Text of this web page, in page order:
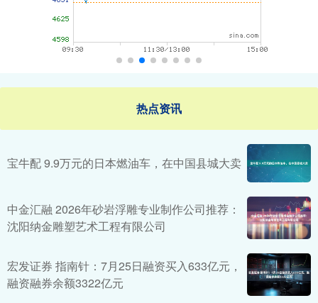
热点资讯
宝牛配 9.9万元的日本燃油车，在中国县城大卖
中金汇融 2026年砂岩浮雕专业制作公司推荐：
沈阳纳金雕塑艺术工程有限公司
宏发证券 指南针：7月25日融资买入633亿元，
融资融券余额3322亿元